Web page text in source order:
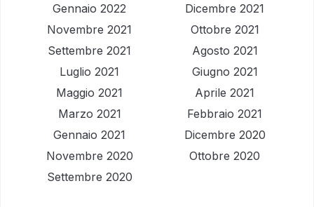
Gennaio 2022
Dicembre 2021
Novembre 2021
Ottobre 2021
Settembre 2021
Agosto 2021
Luglio 2021
Giugno 2021
Maggio 2021
Aprile 2021
Marzo 2021
Febbraio 2021
Gennaio 2021
Dicembre 2020
Novembre 2020
Ottobre 2020
Settembre 2020